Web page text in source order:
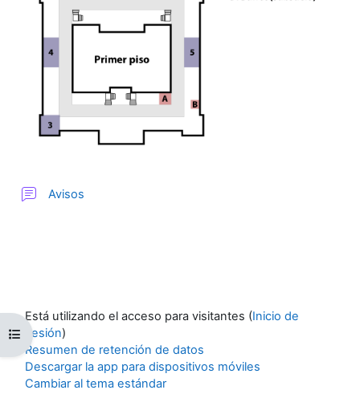
Abrir índice de cursos
Avisos
Está utilizando el acceso para visitantes (Inicio de
sesión)
Resumen de retención de datos
Descargar la app para dispositivos móviles
Cambiar al tema estándar